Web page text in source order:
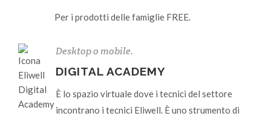
Per i prodotti delle famiglie FREE.
Desktop o mobile.
DIGITAL ACADEMY
È lo spazio virtuale dove i tecnici del settore
incontrano i tecnici Eliwell. È uno strumento di